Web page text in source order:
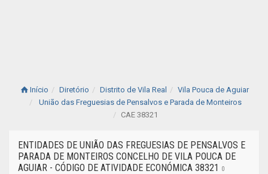
Início Diretório Distrito de Vila Real
Vila Pouca de Aguiar
União das Freguesias de Pensalvos e Parada de Monteiros
CAE 38321
ENTIDADES DE UNIÃO DAS FREGUESIAS DE PENSALVOS E
PARADA DE MONTEIROS CONCELHO DE VILA POUCA DE
AGUIAR - CÓDIGO DE ATIVIDADE ECONÓMICA 38321
0